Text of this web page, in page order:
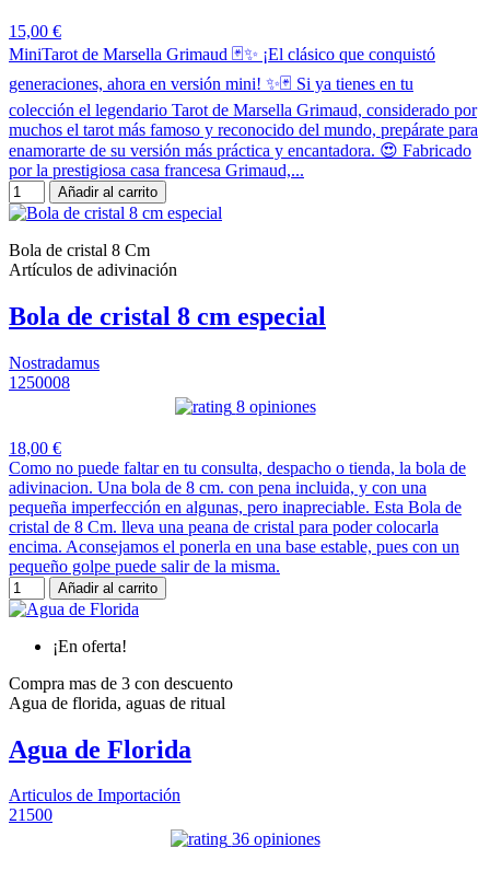
15,00 €
MiniTarot de Marsella Grimaud 🃏✨ ¡El clásico que conquistó
generaciones, ahora en versión mini! ✨🃏 Si ya tienes en tu
colección el legendario Tarot de Marsella Grimaud, considerado por
muchos el tarot más famoso y reconocido del mundo, prepárate para
enamorarte de su versión más práctica y encantadora. 😍 Fabricado
por la prestigiosa casa francesa Grimaud,...
Añadir al carrito
Bola de cristal 8 Cm
Artículos de adivinación
Bola de cristal 8 cm especial
Nostradamus
1250008
8 opiniones
18,00 €
Como no puede faltar en tu consulta, despacho o tienda, la bola de
adivinacion. Una bola de 8 cm. con pena incluida, y con una
pequeña imperfección en algunas, pero inapreciable. Esta Bola de
cristal de 8 Cm. lleva una peana de cristal para poder colocarla
encima. Aconsejamos el ponerla en una base estable, pues con un
pequeño golpe puede salir de la misma.
Añadir al carrito
¡En oferta!
Compra mas de 3 con descuento
Agua de florida, aguas de ritual
Agua de Florida
Articulos de Importación
21500
36 opiniones